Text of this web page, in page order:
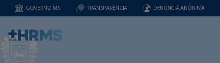
GOVERNO MS TRANSPARÊNCIA DENUNCIA ANÔNIMA